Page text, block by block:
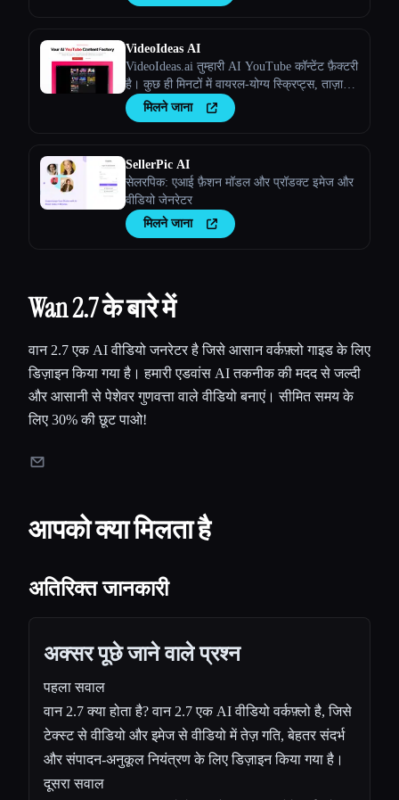
VideoIdeas AI
VideoIdeas.ai तुम्हारी AI YouTube कॉन्टेंट फ़ैक्टरी
है। कुछ ही मिनटों में वायरल-योग्य स्क्रिप्ट्स, ताज़ा
वीडियो आइडिया और आकर्षक कॉन्टेंट जेनरेट करें।
मिलने जाना
SellerPic AI
सेलरपिक: एआई फ़ैशन मॉडल और प्रॉडक्ट इमेज और
वीडियो जेनरेटर
मिलने जाना
Wan 2.7 के बारे में
वान 2.7 एक AI वीडियो जनरेटर है जिसे आसान वर्कफ़्लो गाइड के लिए
डिज़ाइन किया गया है। हमारी एडवांस AI तकनीक की मदद से जल्दी
और आसानी से पेशेवर गुणवत्ता वाले वीडियो बनाएं। सीमित समय के
लिए 30% की छूट पाओ!
आपको क्या मिलता है
अतिरिक्त जानकारी
अक्सर पूछे जाने वाले प्रश्न
पहला सवाल
वान 2.7 क्या होता है? वान 2.7 एक AI वीडियो वर्कफ़्लो है, जिसे
टेक्स्ट से वीडियो और इमेज से वीडियो में तेज़ गति, बेहतर संदर्भ
और संपादन-अनुकूल नियंत्रण के लिए डिज़ाइन किया गया है।
दूसरा सवाल